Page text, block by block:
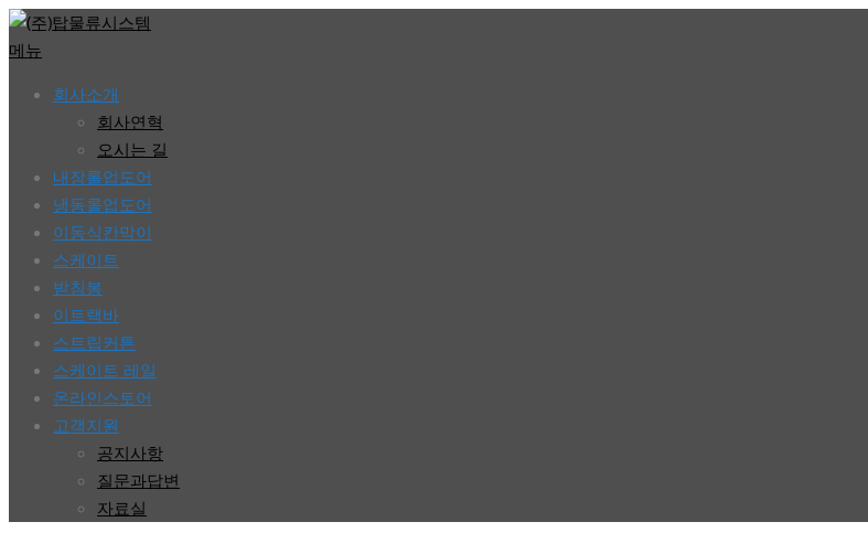
콘
텐
메뉴
회사소개
회사연혁
오시는 길
내장롤업도어
냉동롤업도어
이동식칸막이
스케이트
받침봉
이트랙바
스트립커튼
스케이트 레일
온라인스토어
고객지원
공지사항
질문과답변
자료실